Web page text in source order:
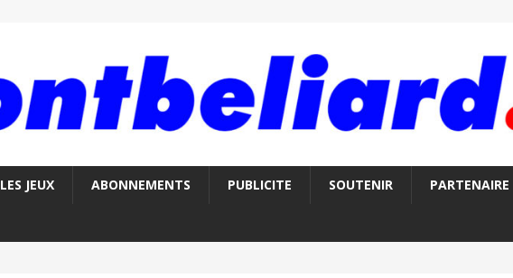
LES JEUX ABONNEMENTS PUBLICITE SOUTENIR PARTENAIRE